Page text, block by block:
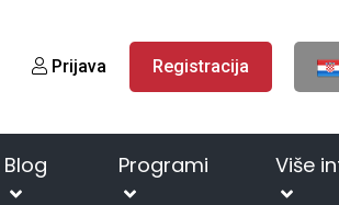
Prijava Registracija
Blog Programi Više